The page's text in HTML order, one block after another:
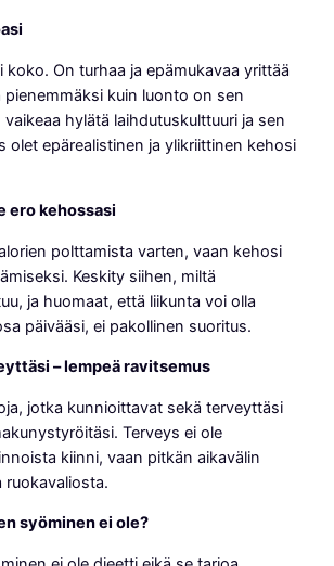
koko. On turhaa ja epämukavaa yrittää
kuin luonto on sen
hylätä laihdutuskulttuuri ja sen
olet epärealistinen ja ylikriittinen kehosi
ero kehossasi
polttamista varten, vaan kehosi
Keskity siihen, miltä
ja huomaat, että liikunta voi olla
päivääsi, ei pakollinen suoritus.
– lempeä ravitsemus
jotka kunnioittavat sekä terveyttäsi
Terveys ei ole
kiinni, vaan pitkän aikavälin
ruokavaliosta.
syöminen ei ole?